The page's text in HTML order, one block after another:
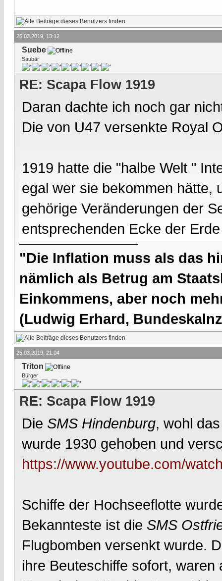
25.03.2019, 13:12
Suebe
Saubär
RE: Scapa Flow 1919
Daran dachte ich noch gar
Die von U47 versenkte Royal
1919 hatte die "halbe Welt "
egal wer sie bekommen hätte,
gehörige Veränderungen der
entsprechenden Ecke der
"Die Inflation muss als das
nämlich als Betrug am
Einkommens, aber noch
(Ludwig Erhard,
25.03.2019, 21:04
Triton
Bürger
RE: Scapa Flow 1919
Die SMS Hindenburg, wohl
wurde 1930 gehoben und
https://www.youtube.com/
Schiffe der Hochseeflotte
Bekannteste ist die SMS
Flugbomben versenkt wurde.
ihre Beuteschiffe sofort,